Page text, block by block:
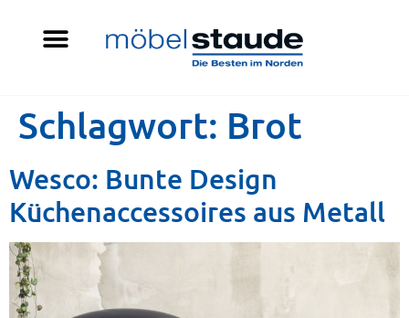
Schlagwort: Brot
Wesco: Bunte Design
Küchenaccessoires aus Metall